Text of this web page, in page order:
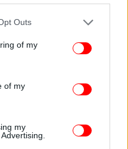
uses one or more Google
You may click to
its third-party tags to
purposes in below Google
Outs
of my
of my
my